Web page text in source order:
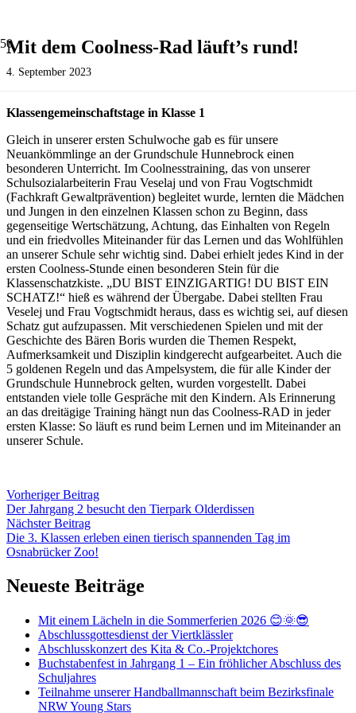
Mit dem Coolness-Rad läuft’s rund!
4. September 2023
Klassengemeinschaftstage in Klasse 1
Gleich in unserer ersten Schulwoche gab es für unsere
Neuankömmlinge an der Grundschule Hunnebrock einen
besonderen Unterricht. Im Coolnesstraining, das von unserer
Schulsozialarbeiterin Frau Veselaj und von Frau Vogtschmidt
(Fachkraft Gewaltprävention) begleitet wurde, lernten die Mädchen
und Jungen in den einzelnen Klassen schon zu Beginn, dass
gegenseitige Wertschätzung, Achtung, das Einhalten von Regeln
und ein friedvolles Miteinander für das Lernen und das Wohlfühlen
an unserer Schule sehr wichtig sind. Dabei erhielt jedes Kind in der
ersten Coolness-Stunde einen besonderen Stein für die
Klassenschatzkiste. „DU BIST EINZIGARTIG! DU BIST EIN
SCHATZ!“ hieß es während der Übergabe. Dabei stellten Frau
Veselej und Frau Vogtschmidt heraus, dass es wichtig sei, auf diesen
Schatz gut aufzupassen. Mit verschiedenen Spielen und mit der
Geschichte des Bären Boris wurden die Themen Respekt,
Aufmerksamkeit und Disziplin kindgerecht aufgearbeitet. Auch die
5 goldenen Regeln und das Ampelsystem, die für alle Kinder der
Grundschule Hunnebrock gelten, wurden vorgestellt. Dabei
entstanden viele tolle Gespräche mit den Kindern. Als Erinnerung
an das dreitägige Training hängt nun das Coolness-RAD in jeder
ersten Klasse: So läuft es rund beim Lernen und im Miteinander an
unserer Schule.
Vorheriger Beitrag
Der Jahrgang 2 besucht den Tierpark Olderdissen
Nächster Beitrag
Die 3. Klassen erleben einen tierisch spannenden Tag im
Osnabrücker Zoo!
Neueste Beiträge
Mit einem Lächeln in die Sommerferien 2026 😊🌞😎
Abschlussgottesdienst der Viertklässler
Abschlusskonzert des Kita & Co.-Projektchores
Buchstabenfest in Jahrgang 1 – Ein fröhlicher Abschluss des
Schuljahres
Teilnahme unserer Handballmannschaft beim Bezirksfinale
NRW Young Stars